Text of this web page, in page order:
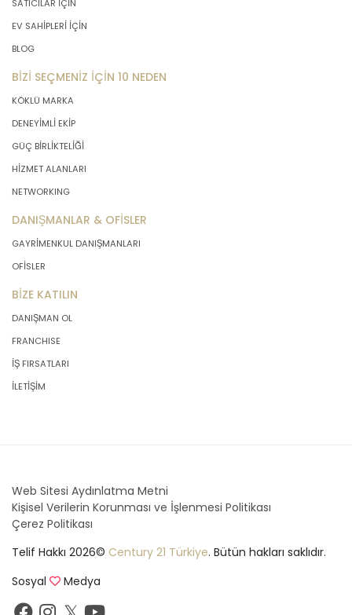
SATICILAR İÇİN
EV SAHİPLERİ İÇİN
BLOG
BİZİ SEÇMENİZ İÇİN 10 NEDEN
KÖKLÜ MARKA
DENEYİMLİ EKİP
GÜÇ BİRLİKTELİĞİ
HİZMET ALANLARI
NETWORKING
DANIŞMANLAR & OFİSLER
GAYRİMENKUL DANIŞMANLARI
OFİSLER
BİZE KATILIN
DANIŞMAN OL
FRANCHISE
İŞ FIRSATLARI
İLETİŞİM
Web Sitesi Aydınlatma Metni
Kişisel Verilerin Korunması ve İşlenmesi Politikası
Çerez Politikası
Telif Hakkı 2026© Century 21 Türkiye. Bütün hakları saklıdır.
Sosyal
Medya